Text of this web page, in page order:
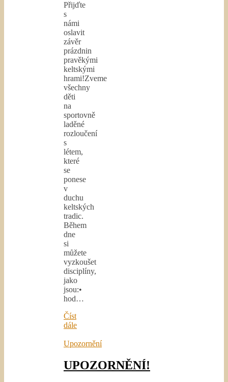
Přijďte
s
námi
oslavit
závěr
prázdnin
pravěkými
keltskými
hrami!Zveme
všechny
děti
na
sportovně
laděné
rozloučení
s
létem,
které
se
ponese
v
duchu
keltských
tradic.
Během
dne
si
můžete
vyzkoušet
disciplíny,
jako
jsou:•
hod…
Číst
dále
Upozornění
UPOZORNĚNÍ!